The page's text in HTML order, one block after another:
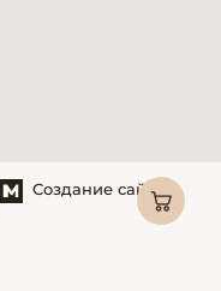
Создание сайтов